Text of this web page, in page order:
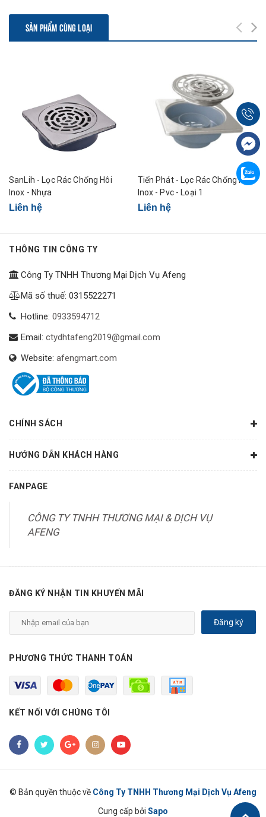
SẢN PHẨM CÙNG LOẠI
SanLih - Lọc Rác Chống Hôi
Inox - Nhựa
Liên hệ
Tiến Phát - Lọc Rác Chống Hôi -
Inox - Pvc - Loại 1
Liên hệ
THÔNG TIN CÔNG TY
Công Ty TNHH Thương Mại Dịch Vụ Afeng
Mã số thuế: 0315522271
Hotline: 0933594712
Email: ctydhtafeng2019@gmail.com
Website: afengmart.com
CHÍNH SÁCH
HƯỚNG DẪN KHÁCH HÀNG
FANPAGE
CÔNG TY TNHH THƯƠNG MẠI & DỊCH VỤ
AFENG
ĐĂNG KÝ NHẬN TIN KHUYẾN MÃI
Đăng ký
PHƯƠNG THỨC THANH TOÁN
KẾT NỐI VỚI CHÚNG TÔI
© Bản quyền thuộc về Công Ty TNHH Thương Mại Dịch Vụ Afeng
Cung cấp bởi Sapo